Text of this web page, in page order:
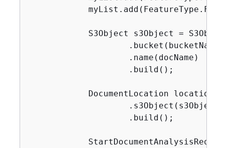
S3Object s3Object =
                    .bucket(bucketName)
                    .name(docName)
                    .build();
DocumentLocation location
                    .s3Object(s3Object)
                    .build();